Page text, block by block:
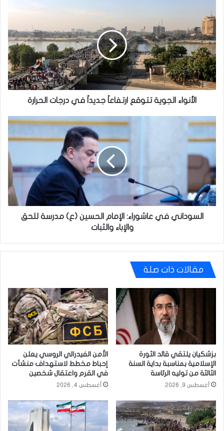
الجوية
تتوقع
ارتفاعاً
جديداً
في
درجات
الحرارة
الأنواء الجوية تتوقع ارتفاعاً جديداً في درجات الحرارة
السوداني
عاشوراء:
الإمام
الحسين
(ع)
مدرسة
للحق
والإباء
والثباتالسوداني في عاشوراء: الإمام الحسين (ع) مدرسة للحق
والإباء والثبات
مقالات ذات صلة
بزشكيان يلتقي قائد الثورة
الإسلامية بمناسبة بداية السنة
الثالثة من توليه الرئاسة
أغسطس 9, 2026
الأمن الفيدرالي الروسي يعلن
إحباط مخطط لاستهداف منشآت
في القرم واعتقال شخصين
أغسطس 4, 2026